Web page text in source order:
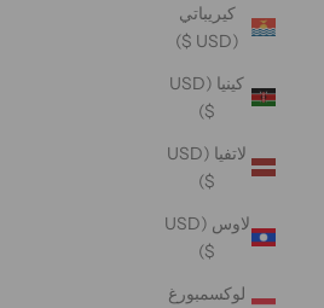
كيريباتي
(USD $)
كينيا (USD
$)
لاتفيا (USD
$)
لاوس (USD
$)
لوكسمبورغ